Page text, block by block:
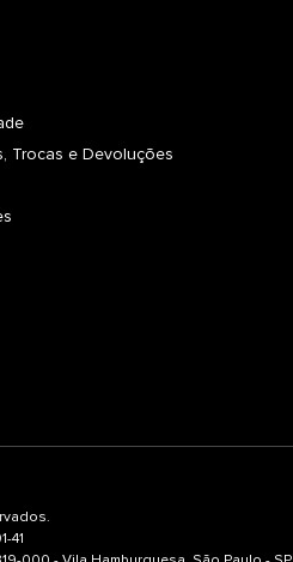
Trocas e Devoluções
41